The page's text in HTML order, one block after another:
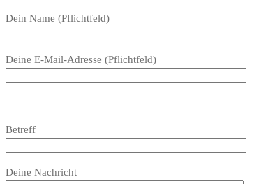
Bitte
Feld
Dein Name (Pflichtfeld)
Deine E-Mail-Adresse (Pflichtfeld)
dieses
lasse
leer.
Betreff
lasse
Deine Nachricht